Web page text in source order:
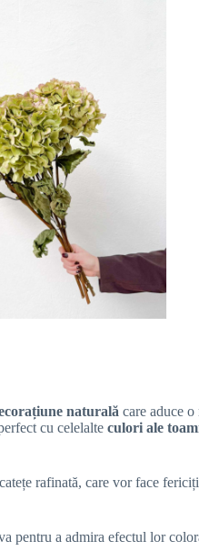
naturală care aduce o
cu celelalte culori ale
rafinată, care vor face
pentru a admira efectul lor